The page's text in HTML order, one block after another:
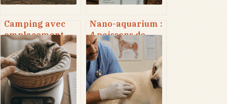
Camping avec
emplacement
clôturé : le guide
pour des
vacances
sereines avec
votre chien
Nano-aquarium :
4 poissons de
moins de 3 cm et
les paramètres
d’eau pour
réussir